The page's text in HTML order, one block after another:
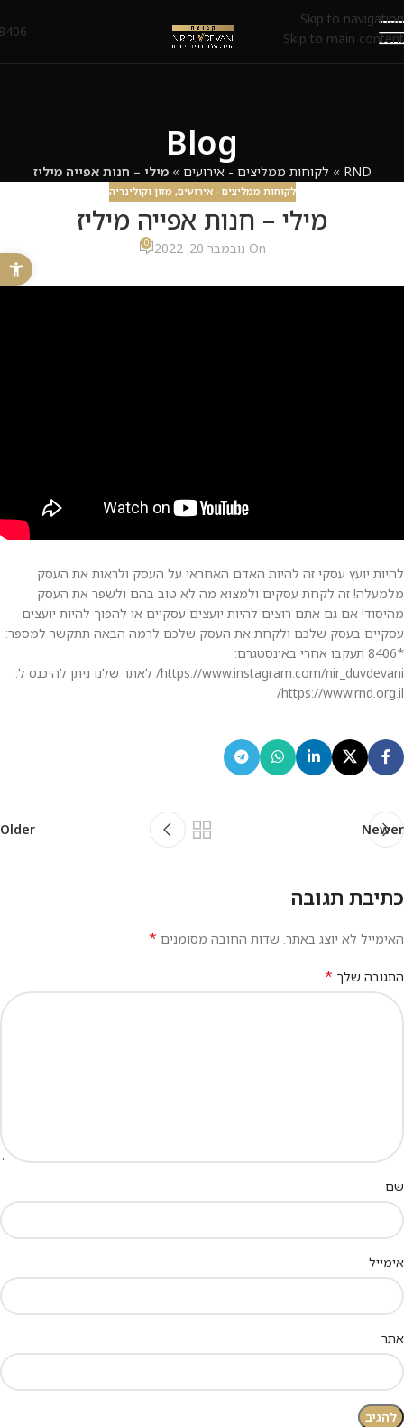
Skip to navigation
Skip to main content
Blog
RND
» לקוחות ממליצים - אירועים »מילי – חנות אפייה מיליז
לקוחות ממליצים - אירועים, מזון וקולינריה
מילי – חנות אפייה מיליז
On נובמבר 20, 2022 0
להיות יועץ עסקי זה להיות האדם האחראי על העסק ולראות את העסק
מלמעלה! זה לקחת עסקים ולמצוא מה לא טוב בהם ולשפר את העסק
מהיסוד! אם גם אתם רוצים להיות יועצים עסקיים או להפוך להיות יועצים
עסקיים בעסק שלכם ולקחת את העסק שלכם לרמה הבאה תתקשר למספר:
*8406 תעקבו אחרי באינסטגרם:
https://www.instagram.com/nir_duvdevani/ לאתר שלנו ניתן להיכנס ל:
https://www.rnd.org.il/
Newer
Older
כתיבת תגובה
האימייל לא יוצג באתר. שדות החובה מסומנים *
התגובה שלך *
שם
אימייל
אתר